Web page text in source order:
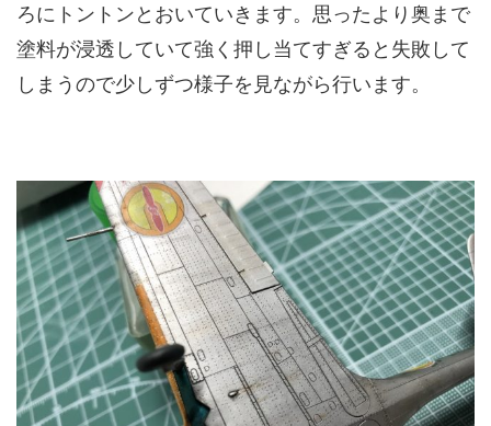
ろにトントンとおいていきます。思ったより奥まで
塗料が浸透していて強く押し当てすぎると失敗して
しまうので少しずつ様子を見ながら行います。